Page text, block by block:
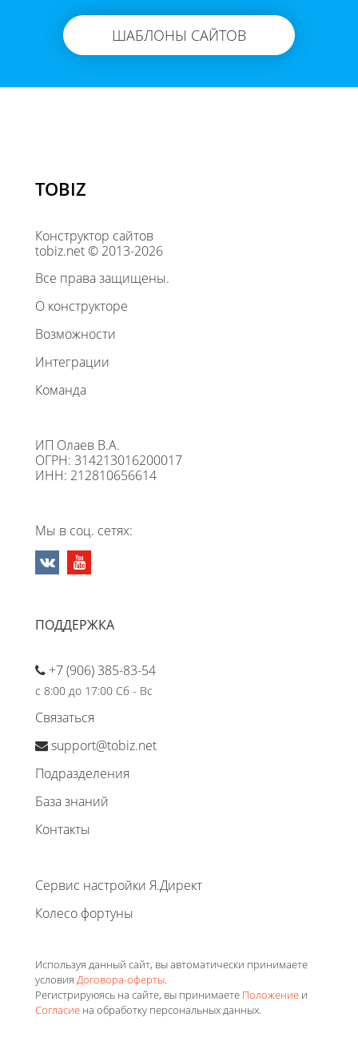
ШАБЛОНЫ САЙТОВ
TOBIZ
Конструктор сайтов
tobiz.net © 2013-2026
Все права защищены.
О конструкторе
Возможности
Интеграции
Команда
ИП Олаев В.А.
ОГРН: 314213016200017
ИНН: 212810656614
Мы в соц. сетях:
ПОДДЕРЖКА
+7 (906) 385-83-54
с 8:00 до 17:00 Сб - Вс
Связаться
support@tobiz.net
Подразделения
База знаний
Контакты
Сервис настройки Я.Директ
Колесо фортуны
Используя данный сайт, вы автоматически принимаете
условия Договора-оферты.
Регистрируюясь на сайте, вы принимаете Положение и
Согласие на обработку персональных данных.